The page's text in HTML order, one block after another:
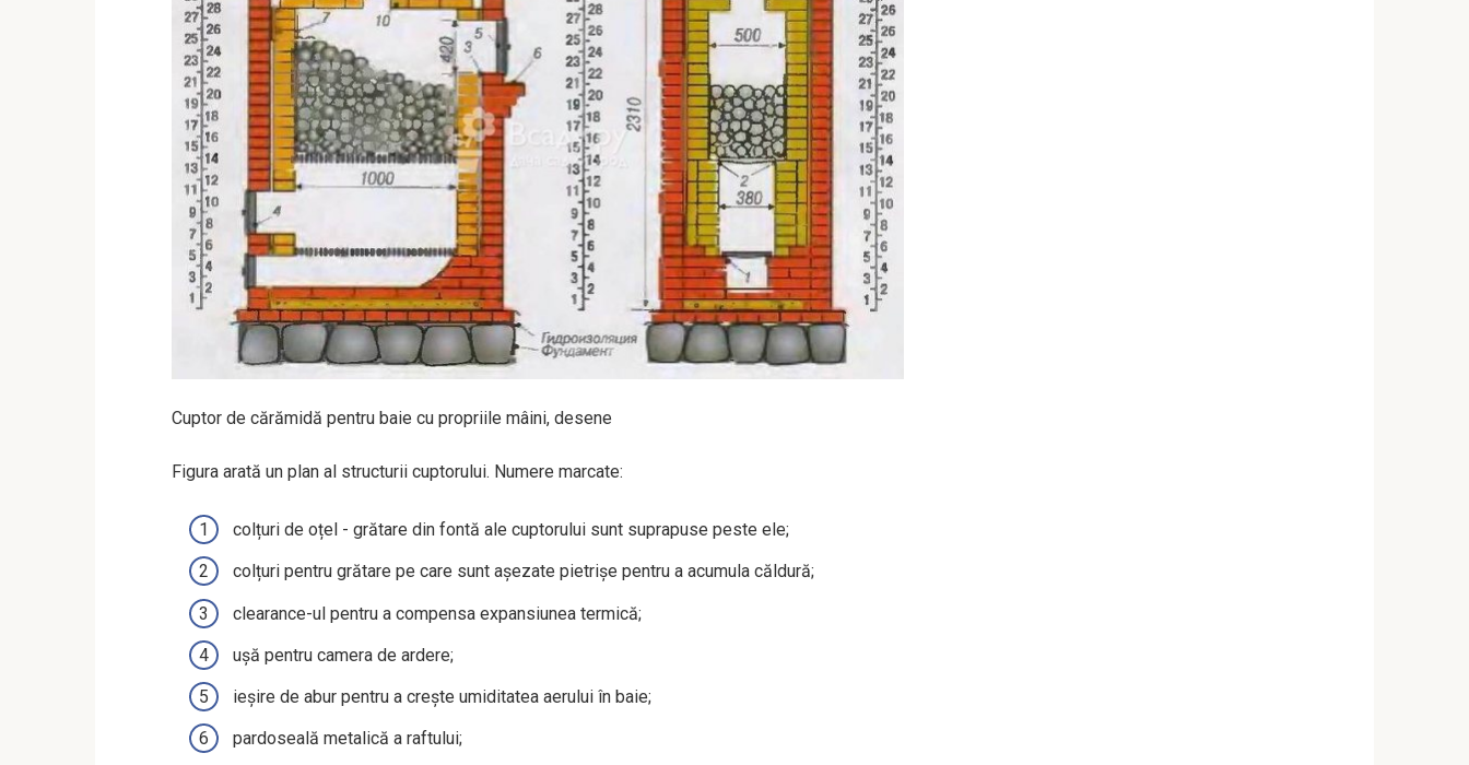
Cuptor de cărămidă pentru baie cu propriile mâini, desene
Figura arată un plan al structurii cuptorului. Numere marcate:
colțuri de oțel - grătare din fontă ale cuptorului sunt suprapuse peste ele;
colțuri pentru grătare pe care sunt așezate pietrișe pentru a acumula căldură;
clearance-ul pentru a compensa expansiunea termică;
ușă pentru camera de ardere;
ieșire de abur pentru a crește umiditatea aerului în baie;
pardoseală metalică a raftului;